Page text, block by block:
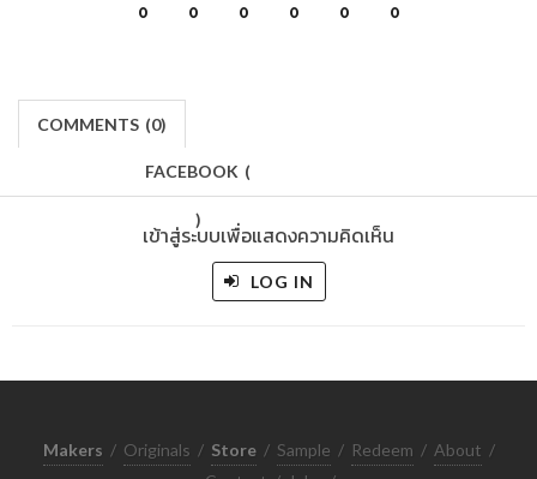
0 0 0 0 0 0
COMMENTS (0)
FACEBOOK (
)
เข้าสู่ระบบเพื่อแสดงความคิดเห็น
LOG IN
Makers / Originals / Store / Sample / Redeem / About /